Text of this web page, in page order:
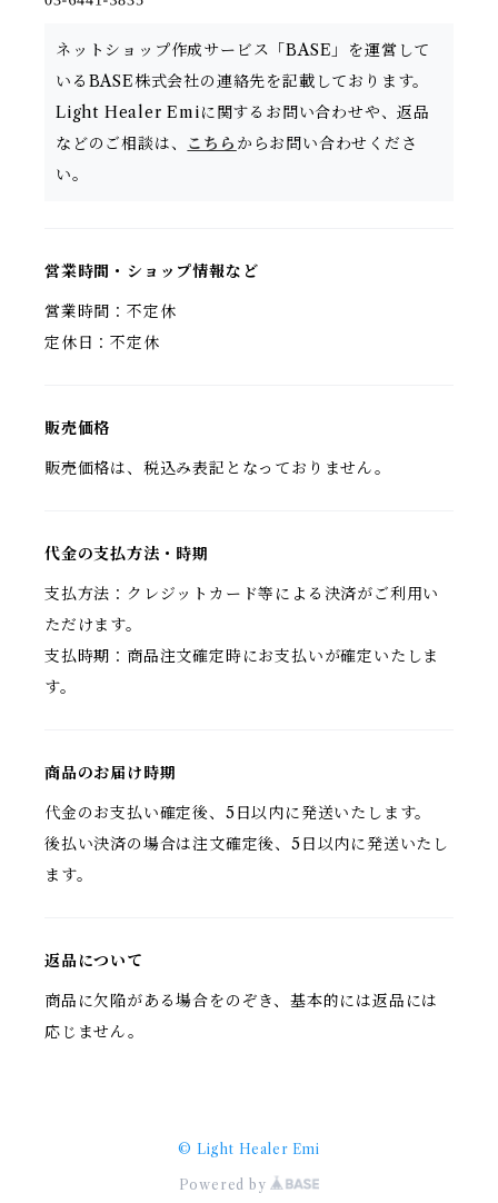
ネットショップ作成サービス「BASE」を運営して
いるBASE株式会社の連絡先を記載しております。
Light Healer Emiに関するお問い合わせや、返品
などのご相談は、 こちら からお問い合わせくださ
い。
営業時間・ショップ情報など
営業時間：不定休
定休日：不定休
販売価格
販売価格は、税込み表記となっておりません。
代金の支払方法・時期
支払方法：クレジットカード等による決済がご利用い
ただけます。
支払時期：商品注文確定時にお支払いが確定いたしま
す。
商品のお届け時期
代金のお支払い確定後、5日以内に発送いたします。
後払い決済の場合は注文確定後、5日以内に発送いたし
ます。
返品について
商品に欠陥がある場合をのぞき、基本的には返品には
応じません。
© Light Healer Emi
Powered by